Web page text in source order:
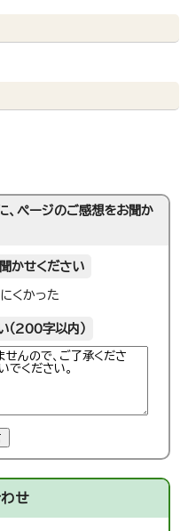
、ページのご感想をお聞か
かせください
くかった
（200字以内）
せ